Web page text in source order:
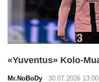
«Yuventus» Kolo-
Mr.NoBoDy 30.07.2026 13:00